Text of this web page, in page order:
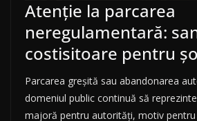
Atenție la parcarea
neregulamentară:
costisitoare pentru
Parcarea greșită sau abandonarea
domeniul public continuă să
majoră pentru autorități, motiv pentru